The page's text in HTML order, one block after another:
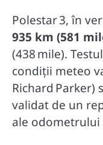
Polestar 3, în
935 km (581
(438 mile).
condiții meteo
Richard
validat de un
ale odometrului